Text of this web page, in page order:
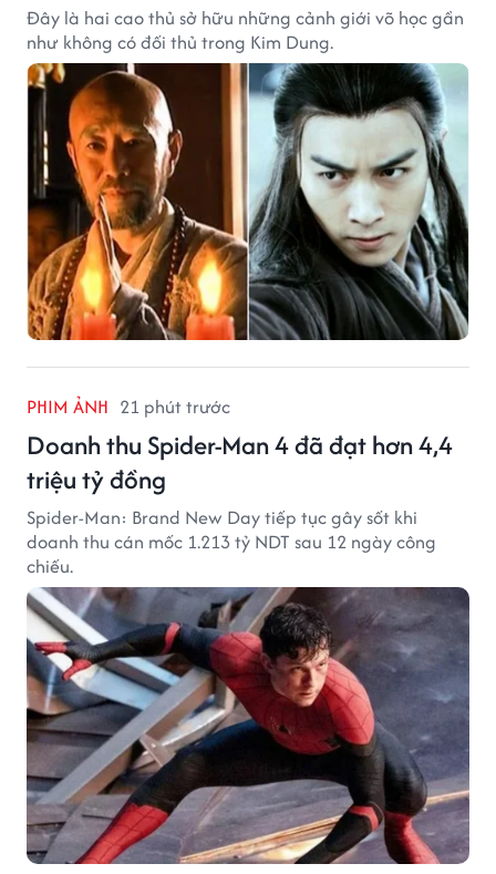
Đây là hai cao thủ sở hữu những cảnh giới võ học gần
như không có đối thủ trong Kim Dung.
PHIM ẢNH 21 phút trước
Doanh thu Spider-Man 4 đã đạt hơn 4,4
triệu tỷ đồng
Spider-Man: Brand New Day tiếp tục gây sốt khi
doanh thu cán mốc 1.213 tỷ NDT sau 12 ngày công
chiếu.